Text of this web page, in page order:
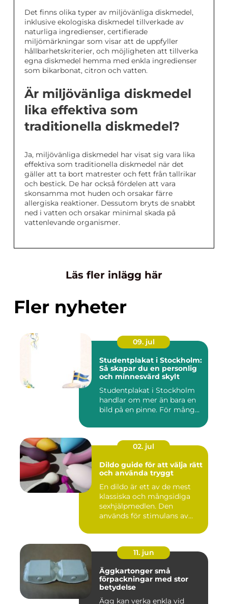
Det finns olika typer av miljövänliga diskmedel,
inklusive ekologiska diskmedel tillverkade av
naturliga ingredienser, certifierade
miljömärkningar som visar att de uppfyller
hållbarhetskriterier, och möjligheten att tillverka
egna diskmedel hemma med enkla ingredienser
som bikarbonat, citron och vatten.
Är miljövänliga diskmedel
lika effektiva som
traditionella diskmedel?
Ja, miljövänliga diskmedel har visat sig vara lika
effektiva som traditionella diskmedel när det
gäller att ta bort matrester och fett från tallrikar
och bestick. De har också fördelen att vara
skonsamma mot huden och orsakar färre
allergiska reaktioner. Dessutom bryts de snabbt
ned i vatten och orsakar minimal skada på
vattenlevande organismer.
Läs fler inlägg här
Fler nyheter
09. jul
Studentplakat i Stockholm:
Så skapar du en personlig
och minnesvärd skylt
Studentplakat i Stockholm
handlar om mer än bara en
bild på en pinne. För mång...
02. jul
Dildo guide för att välja rätt
och använda tryggt
En dildo är ett av de mest
klassiska och mångsidiga
sexhjälpmedlen. Den
används för stimulans av
11. jun
Äggkartonger små
förpackningar med stor
betydelse
Ägg kan verka enkla vid